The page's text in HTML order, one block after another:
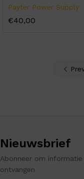
Payter Power Supply
€40,00
Nieuwsbrief
Abonneer om
ontvangen